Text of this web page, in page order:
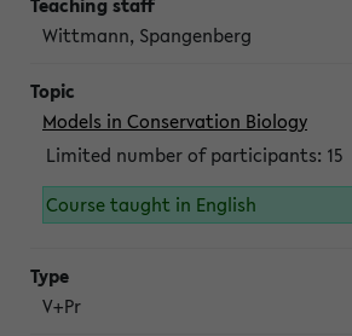
Wittmann, Spangenberg
Models in Conservation Biology
Limited number of participants: 15
Course taught in English
V+Pr